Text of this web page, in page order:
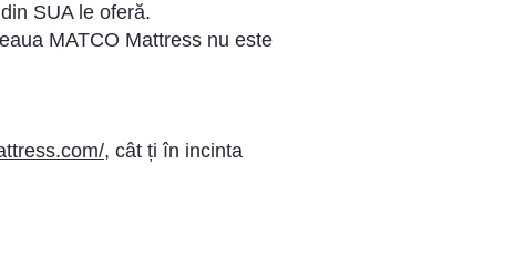
SUA le oferă.
MATCO Mattress nu este
, cât ți în incinta